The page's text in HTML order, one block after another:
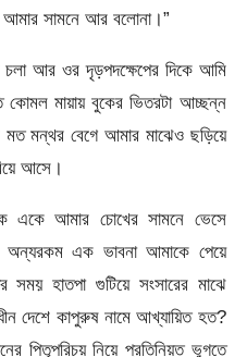
আমার সামনে আর বলোনা।”
আর ওর দৃড়পদক্ষেপের দিকে আমি
মায়ায় বুকের ভিতরটা আচ্ছন্ন
মন্থর বেগে আমার মাঝেও ছড়িয়ে
আসে।
একে আমার চোখের সামনে ভেসে
এক ভাবনা আমাকে পেয়ে
হাতপা গুটিয়ে সংসারের মাঝে
দেশে কাপুরুষ নামে আখ্যায়িত হত?
পিতৃপরিচয় নিয়ে প্রতিনিয়ত ভুগতে